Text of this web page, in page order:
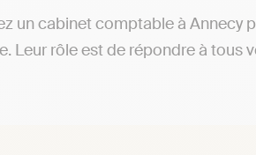
un cabinet comptable à Annecy
Leur rôle est de répondre à